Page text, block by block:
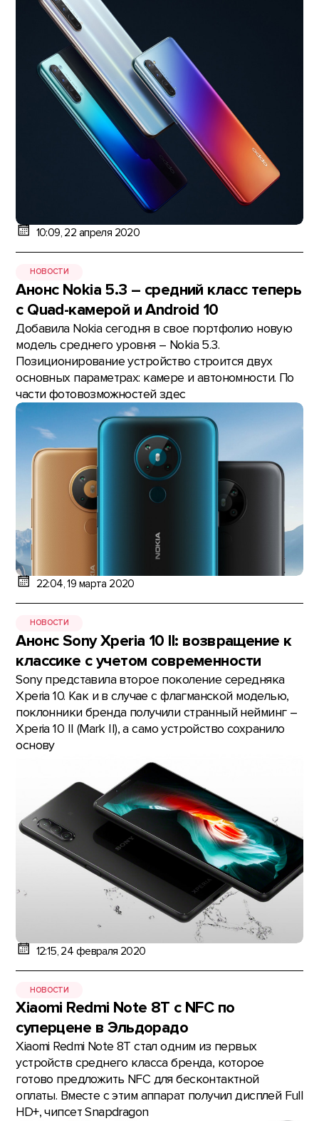
10:09, 22 апреля 2020
НОВОСТИ
Анонс Nokia 5.3 – средний класс теперь
с Quad-камерой и Android 10
Добавила Nokia сегодня в свое портфолио новую
модель среднего уровня – Nokia 5.3.
Позиционирование устройство строится двух
основных параметрах: камере и автономности. По
части фотовозможностей здес
22:04, 19 марта 2020
НОВОСТИ
Анонс Sony Xperia 10 II: возвращение к
классике с учетом современности
Sony представила второе поколение середняка
Xperia 10. Как и в случае с флагманской моделью,
поклонники бренда получили странный нейминг –
Xperia 10 II (Mark II), а само устройство сохранило
основу
12:15, 24 февраля 2020
НОВОСТИ
Xiaomi Redmi Note 8T с NFC по
суперцене в Эльдорадо
Xiaomi Redmi Note 8T стал одним из первых
устройств среднего класса бренда, которое
готово предложить NFC для бесконтактной
оплаты. Вместе с этим аппарат получил дисплей Full
HD+, чипсет Snapdragon